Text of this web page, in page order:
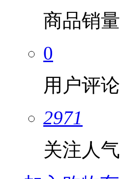
商品销量
0
用户评论
2971
关注人气